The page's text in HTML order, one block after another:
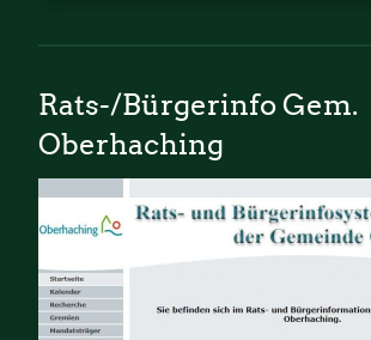
Rats-/Bürgerinfo Gem.
Oberhaching